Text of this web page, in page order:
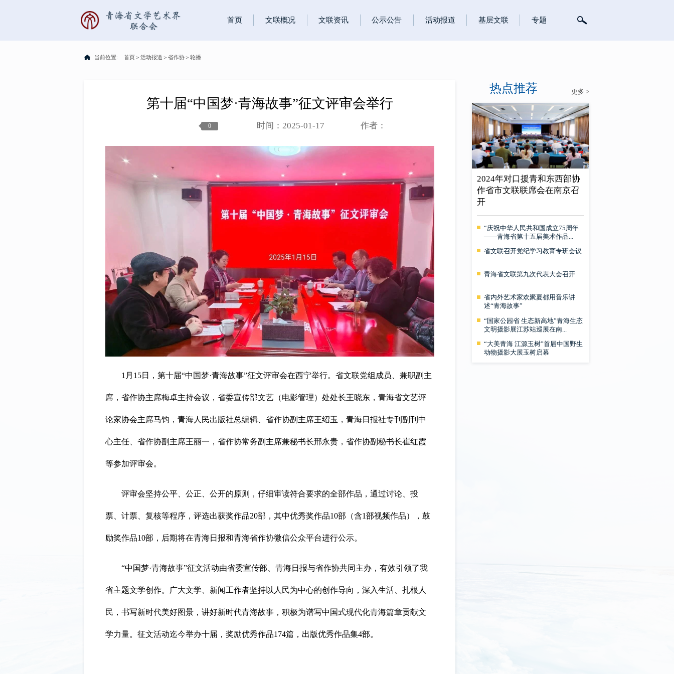
首页 文联概况 文联资讯 公示公告 活动报道 基层文联 专题
当前位置: 首页 ＞活动报道 ＞省作协 ＞轮播
第十届“中国梦·青海故事”征文评审会举行
0 时间：2025-01-17 作者：
1月15日，第十届“中国梦·青海故事”征文评审会在西宁举行。省文联党组成员、兼职副主
席，省作协主席梅卓主持会议，省委宣传部文艺（电影管理）处处长王晓东，青海省文艺评
论家协会主席马钧，青海人民出版社总编辑、省作协副主席王绍玉，青海日报社专刊副刊中
心主任、省作协副主席王丽一，省作协常务副主席兼秘书长邢永贵，省作协副秘书长崔红霞
等参加评审会。
评审会坚持公平、公正、公开的原则，仔细审读符合要求的全部作品，通过讨论、投
票、计票、复核等程序，评选出获奖作品20部，其中优秀奖作品10部（含1部视频作品），鼓
励奖作品10部，后期将在青海日报和青海省作协微信公众平台进行公示。
“中国梦·青海故事”征文活动由省委宣传部、青海日报与省作协共同主办，有效引领了我
省主题文学创作。广大文学、新闻工作者坚持以人民为中心的创作导向，深入生活、扎根人
民，书写新时代美好图景，讲好新时代青海故事，积极为谱写中国式现代化青海篇章贡献文
学力量。征文活动迄今举办十届，奖励优秀作品174篇，出版优秀作品集4部。
热点推荐 更多 >
2024年对口援青和东西部协
作省市文联联席会在南京召
开
“庆祝中华人民共和国成立75周年
——青海省第十五届美术作品...
省文联召开党纪学习教育专班会议
青海省文联第九次代表大会召开
省内外艺术家欢聚夏都用音乐讲
述“青海故事”
“国家公园省 生态新高地”青海生态
文明摄影展江苏站巡展在南...
“大美青海 江源玉树”首届中国野生
动物摄影大展玉树启幕